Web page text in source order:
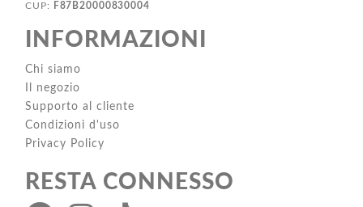
CUP:
F87B20000830004
INFORMAZIONI
Chi siamo
Il negozio
Supporto al cliente
Condizioni d'uso
Privacy Policy
RESTA CONNESSO